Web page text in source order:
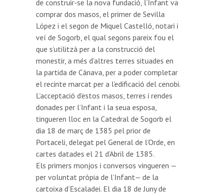
de construir-se la nova fundació, l’Infant va
comprar dos masos, el primer de Sevilla
López i el segon de Miquel Castelló, notari i
veí de Sogorb, el qual segons pareix fou el
que s’utilitzà per a la construcció del
monestir, a més d’altres terres situades en
la partida de Cànava, per a poder completar
el recinte marcat per a l’edificació del cenobi.
L’acceptació d’estos masos, terres i rendes
donades per l’Infant i la seua esposa,
tingueren lloc en la Catedral de Sogorb el
dia 18 de març de 1385 pel prior de
Portaceli, delegat pel General de l’Orde, en
cartes datades el 21 d’Abril de 1385.
Els primers monjos i conversos vingueren —
per voluntat pròpia de l’Infant— de la
cartoixa d’Escaladei. El dia 18 de Juny de